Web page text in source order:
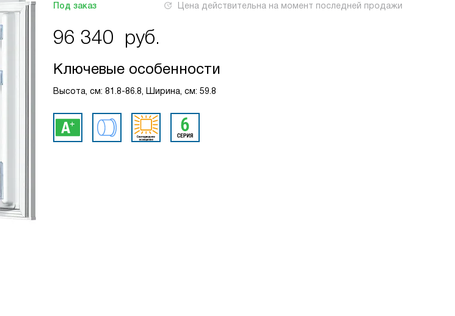
Под заказ Цена действительна на момент последней продажи
96 340 руб.
Ключевые особенности
Высота, см: 81.8-86.8, Ширина, см: 59.8